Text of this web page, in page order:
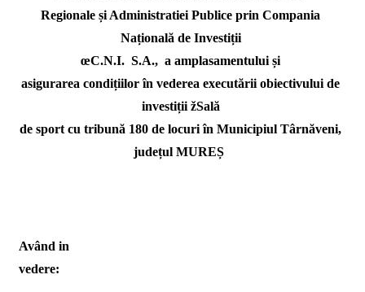
Regionale și Administratiei Publice prin Compania
Națională de Investiții
œC.N.I.  S.A., a amplasamentului și
asigurarea condițiilor în vederea executării obiectivului de
investiții žSală
de sport cu tribună 180 de locuri în Municipiul Târnăveni,
județul MUREȘ 
Având in
vedere: